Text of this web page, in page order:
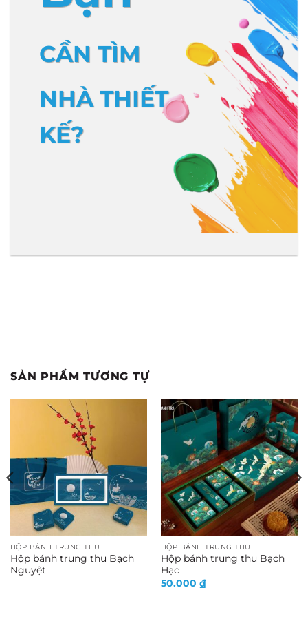
CẦN TÌM
NHÀ THIẾT
KẾ?
SẢN PHẨM TƯƠNG TỰ
HỘP BÁNH TRUNG THU
Hộp bánh trung thu Bạch
Nguyệt
HỘP BÁNH TRUNG THU
Hộp bánh trung thu Bạch
Hạc
50.000 ₫